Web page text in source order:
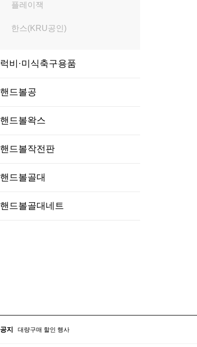
플레이잭
한스(KRU공인)
럭비·미식축구용품
핸드볼공
핸드볼왁스
핸드볼작전판
핸드볼골대
핸드볼골대네트
공지 대량구매 할인 행사